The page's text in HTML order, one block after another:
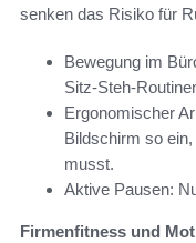
senken das Risiko für
Bewegung im
Sitz-Steh-
Ergonomischer
Bildschirm so
musst.
Aktive Pausen:
Firmenfitness und